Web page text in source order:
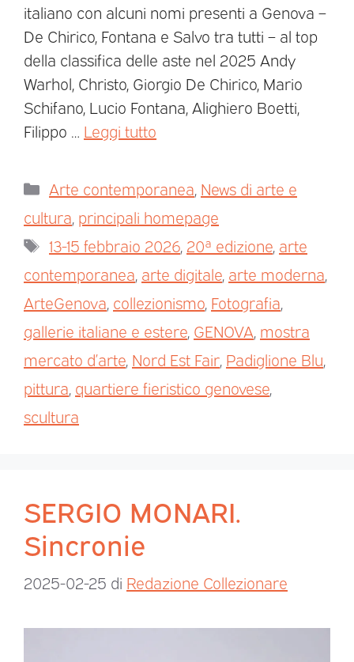
italiano con alcuni nomi presenti a Genova –
De Chirico, Fontana e Salvo tra tutti – al top
della classifica delle aste nel 2025 Andy
Warhol, Christo, Giorgio De Chirico, Mario
Schifano, Lucio Fontana, Alighiero Boetti,
Filippo … Leggi tutto
Arte contemporanea News di arte e
cultura principali homepage
13-15 febbraio 2026 20ª edizione arte
contemporanea arte digitale arte moderna
ArteGenova collezionismo Fotografia
gallerie italiane e estere GENOVA mostra
mercato d’arte Nord Est Fair Padiglione Blu
pittura quartiere fieristico genovese
scultura
SERGIO MONARI.
Sincronie
2025-02-25 di Redazione Collezionare